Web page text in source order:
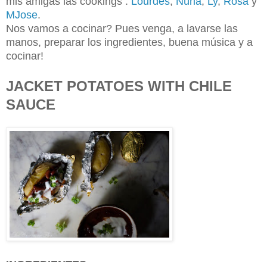
MJose.
Nos vamos a cocinar? Pues venga, a lavarse las
manos, preparar los ingredientes, buena música y a
cocinar!
JACKET POTATOES WITH CHILE
SAUCE